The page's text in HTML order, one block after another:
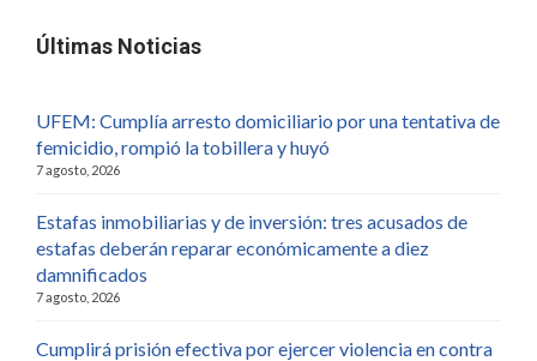
Últimas Noticias
UFEM: Cumplía arresto domiciliario por una tentativa de
femicidio, rompió la tobillera y huyó
7 agosto, 2026
Estafas inmobiliarias y de inversión: tres acusados de
estafas deberán reparar económicamente a diez
damnificados
7 agosto, 2026
Cumplirá prisión efectiva por ejercer violencia en contra